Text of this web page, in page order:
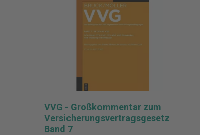
VVG - Großkommentar zum
Versicherungsvertragsgesetz
Band 7